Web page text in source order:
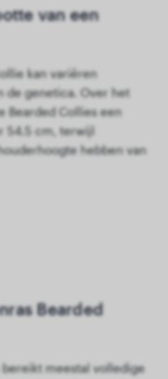
van een
kan variëren
de genetica. Over het
Bearded Collies een
54.5 cm, terwijl
hebben van
Bearded
meestal volledige